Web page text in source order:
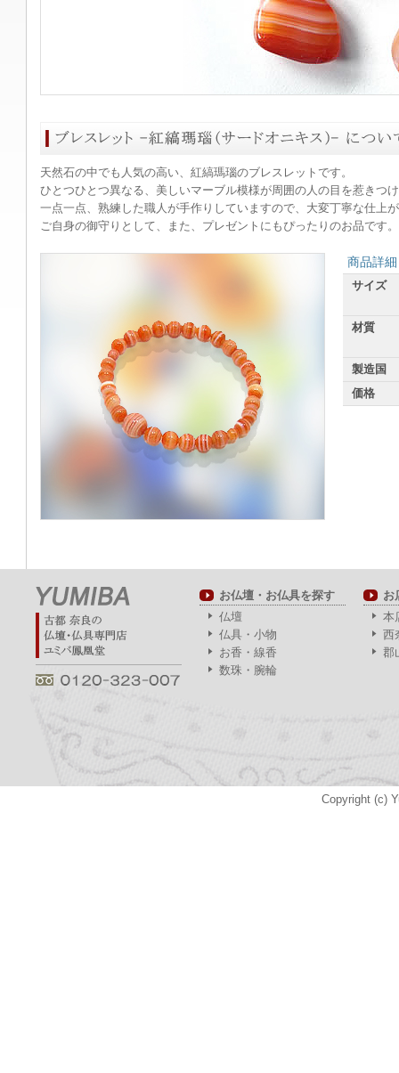
天然石の中でも人気の高い、紅縞瑪瑙のブレスレットです。
ひとつひとつ異なる、美しいマーブル模様が周囲の人の目を惹きつ
一点一点、熟練した職人が手作りしていますので、大変丁寧な仕上
ご自身の御守りとして、また、プレゼントにもぴったりのお品です。
商品詳細
サイズ
材質
製造国
価格
お仏壇・お仏具を探す
仏壇
仏具・小物
お香・線香
数珠・腕輪
お
本
西
郡
Copyright (c)